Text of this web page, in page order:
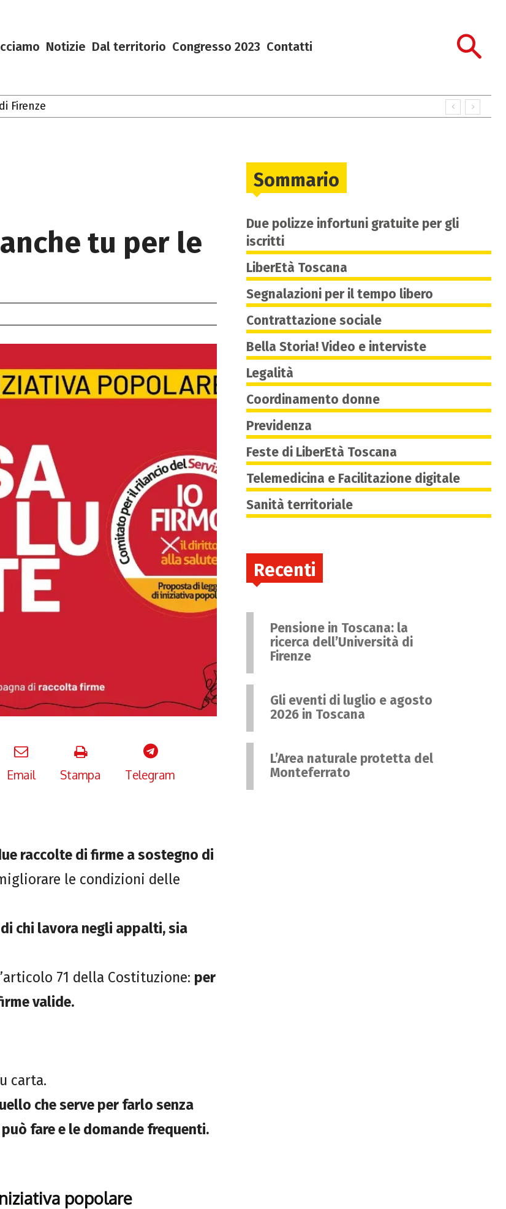
Notizie Dal territorio Congresso 2023 Contatti
tu per le
Email Stampa Telegram
raccolte di firme a sostegno di
le condizioni delle
chi lavora negli appalti, sia
71 della Costituzione: per
valide.
carta.
che serve per farlo senza
fare e le domande frequenti.
popolare
Sommario
Due polizze infortuni gratuite per gli
iscritti
LiberEtà Toscana
Segnalazioni per il tempo libero
Contrattazione sociale
Bella Storia! Video e interviste
Legalità
Coordinamento donne
Previdenza
Feste di LiberEtà Toscana
Telemedicina e Facilitazione digitale
Sanità territoriale
Recenti
Pensione in Toscana: la
ricerca dell’Università di
Firenze
Gli eventi di luglio e agosto
2026 in Toscana
L’Area naturale protetta del
Monteferrato